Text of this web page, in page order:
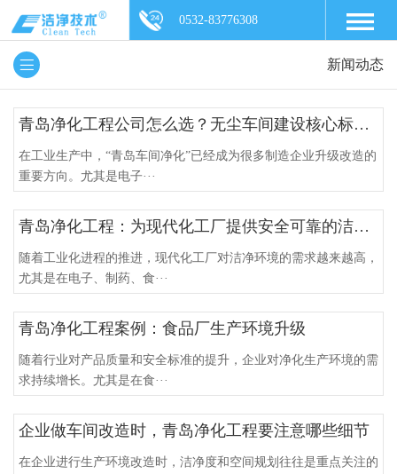
0532-83776308
新闻动态
青岛净化工程公司怎么选？无尘车间建设核心标准解析
在工业生产中，“青岛车间净化”已经成为很多制造企业升级改造的
重要方向。尤其是电子···
青岛净化工程：为现代化工厂提供安全可靠的洁净环境解决方案
随着工业化进程的推进，现代化工厂对洁净环境的需求越来越高，
尤其是在电子、制药、食···
青岛净化工程案例：食品厂生产环境升级
随着行业对产品质量和安全标准的提升，企业对净化生产环境的需
求持续增长。尤其是在食···
企业做车间改造时，青岛净化工程要注意哪些细节
在企业进行生产环境改造时，洁净度和空间规划往往是重点关注的